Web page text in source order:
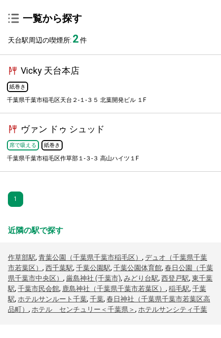
一覧から探す
天台駅周辺の喫煙所: 2件
Vicky 天台本店
紙巻き
千葉県千葉市稲毛区天台２-１-３５ 北葉開発ビル １F
ヴァン ドゥ シュッド
席で吸える 紙巻き
千葉県千葉市稲毛区作草部１-３-３ 高山ハイツ１F
1
近隣の駅で探す
作草部駅, 青葉公園（千葉県千葉市稲毛区） , デュオ（千葉県千葉
市若葉区） , 西千葉駅, 千葉公園駅, 千葉公園体育館, 春日公園（千葉
県千葉市中央区） , 厳島神社 (千葉市), みどり台駅, 西登戸駅, 東千葉
駅, 千葉市民会館, 鹿島神社（千葉県千葉市若葉区） , 稲毛駅, 千葉
駅, ホテルサンルート千葉, 千葉, 春日神社（千葉県千葉市若葉区高
品町） , ホテル センチュリー＜千葉県＞, ホテルサンシティ千葉